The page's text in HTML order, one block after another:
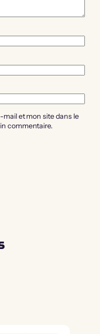
et mon site dans le
commentaire.